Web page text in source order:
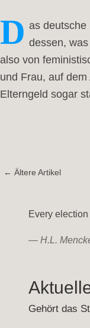
D as deutsche
dessen,
also von
und Frau, auf
Elterngeld sogar
← Ältere Artikel
Every
— H.L.
Gehört das